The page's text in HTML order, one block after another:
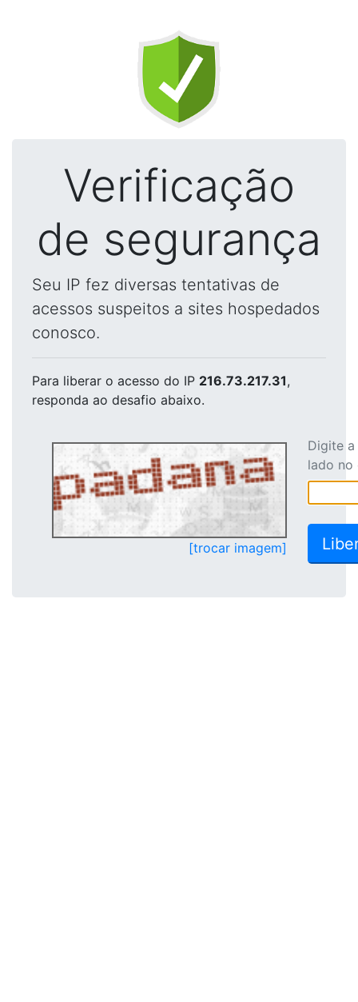
Verificação
de segurança
Seu IP fez diversas tentativas de
acessos suspeitos a sites hospedados
conosco.
Para liberar o acesso do IP 216.73.217.31,
responda ao desafio abaixo.
[trocar imagem]
Digite
lado no